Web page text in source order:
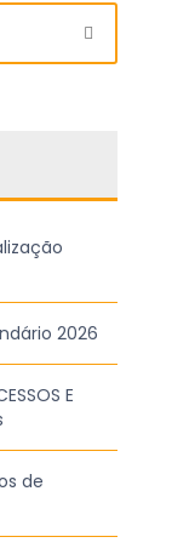
2026
E
de